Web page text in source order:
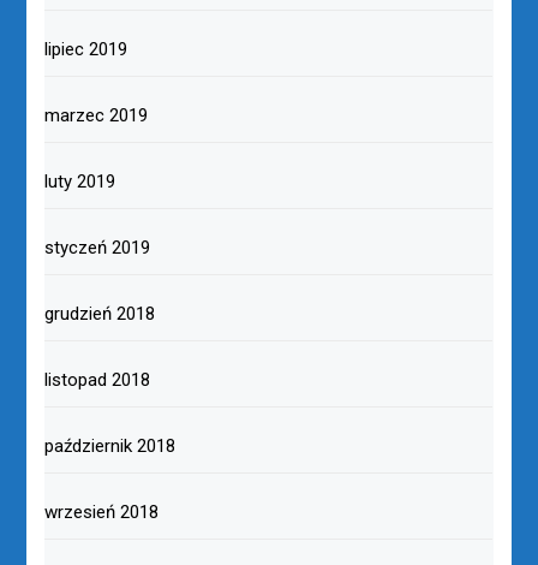
lipiec 2019
marzec 2019
luty 2019
styczeń 2019
grudzień 2018
listopad 2018
październik 2018
wrzesień 2018